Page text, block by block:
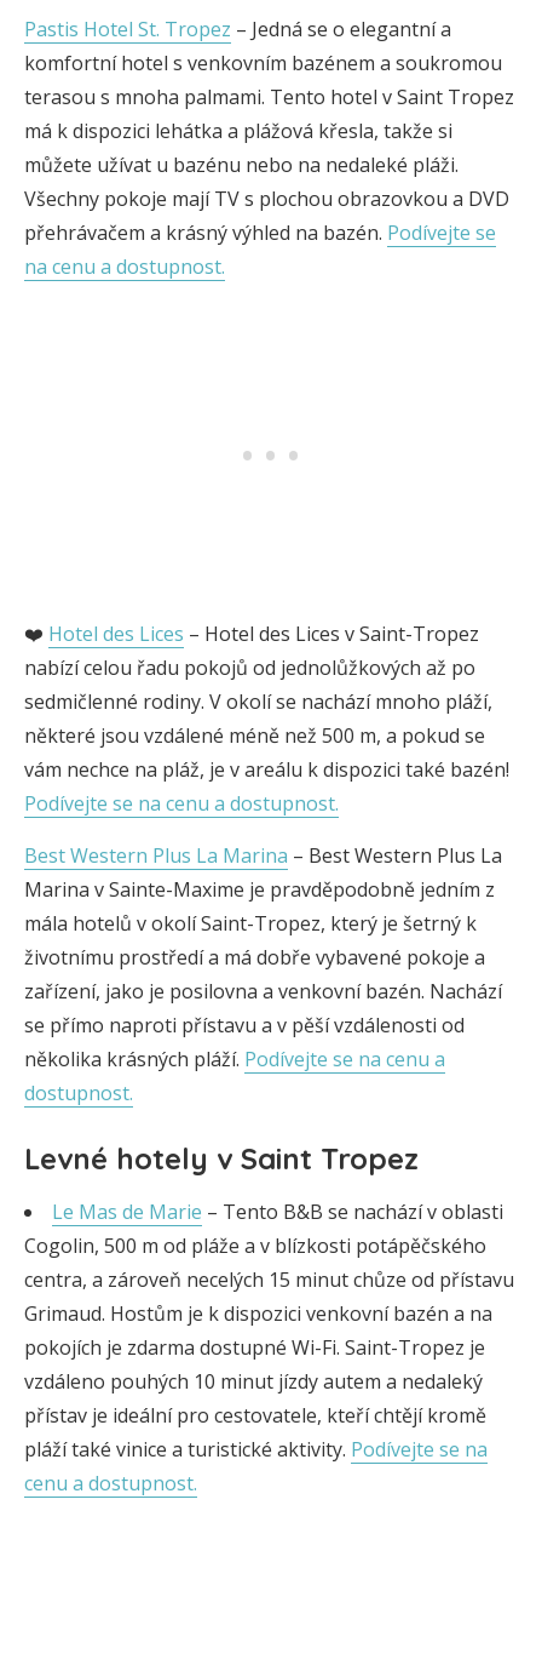
Pastis Hotel St. Tropez – Jedná se o elegantní a
komfortní hotel s venkovním bazénem a soukromou
terasou s mnoha palmami. Tento hotel v Saint Tropez
má k dispozici lehátka a plážová křesla, takže si
můžete užívat u bazénu nebo na nedaleké pláži.
Všechny pokoje mají TV s plochou obrazovkou a DVD
přehrávačem a krásný výhled na bazén. Podívejte se
na cenu a dostupnost.
❤️ Hotel des Lices – Hotel des Lices v Saint-Tropez
nabízí celou řadu pokojů od jednolůžkových až po
sedmičlenné rodiny. V okolí se nachází mnoho pláží,
některé jsou vzdálené méně než 500 m, a pokud se
vám nechce na pláž, je v areálu k dispozici také bazén!
Podívejte se na cenu a dostupnost.
Best Western Plus La Marina – Best Western Plus La
Marina v Sainte-Maxime je pravděpodobně jedním z
mála hotelů v okolí Saint-Tropez, který je šetrný k
životnímu prostředí a má dobře vybavené pokoje a
zařízení, jako je posilovna a venkovní bazén. Nachází
se přímo naproti přístavu a v pěší vzdálenosti od
několika krásných pláží. Podívejte se na cenu a
dostupnost.
Levné hotely v Saint Tropez
Le Mas de Marie – Tento B&B se nachází v oblasti
Cogolin, 500 m od pláže a v blízkosti potápěčského
centra, a zároveň necelých 15 minut chůze od přístavu
Grimaud. Hostům je k dispozici venkovní bazén a na
pokojích je zdarma dostupné Wi-Fi. Saint-Tropez je
vzdáleno pouhých 10 minut jízdy autem a nedaleký
přístav je ideální pro cestovatele, kteří chtějí kromě
pláží také vinice a turistické aktivity. Podívejte se na
cenu a dostupnost.